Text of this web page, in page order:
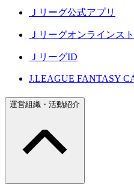
Ｊリーグ公式アプリ
Ｊリーグオンラインス
ＪリーグID
J.LEAGUE FANTASY
運営組織・活動紹介